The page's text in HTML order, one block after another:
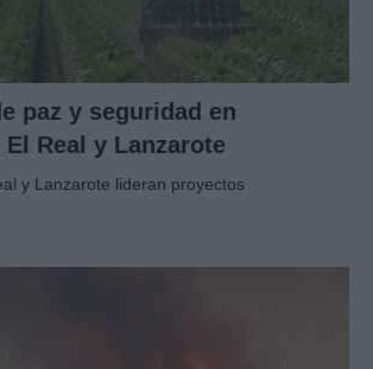
paz y seguridad en
El Real y Lanzarote
y Lanzarote lideran proyectos